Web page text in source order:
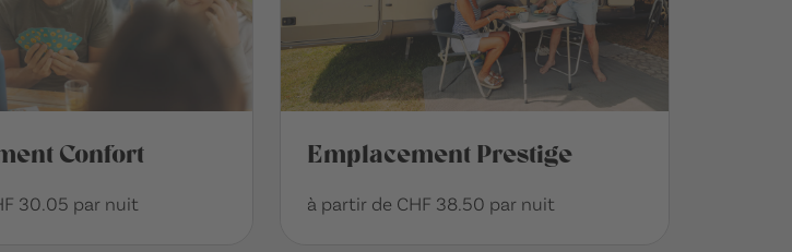
Confort
30.05 par nuit
Emplacement Prestige
à partir de CHF 38.50 par nuit